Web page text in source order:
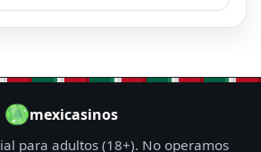
mexicasinos
para adultos (18+). No operamos